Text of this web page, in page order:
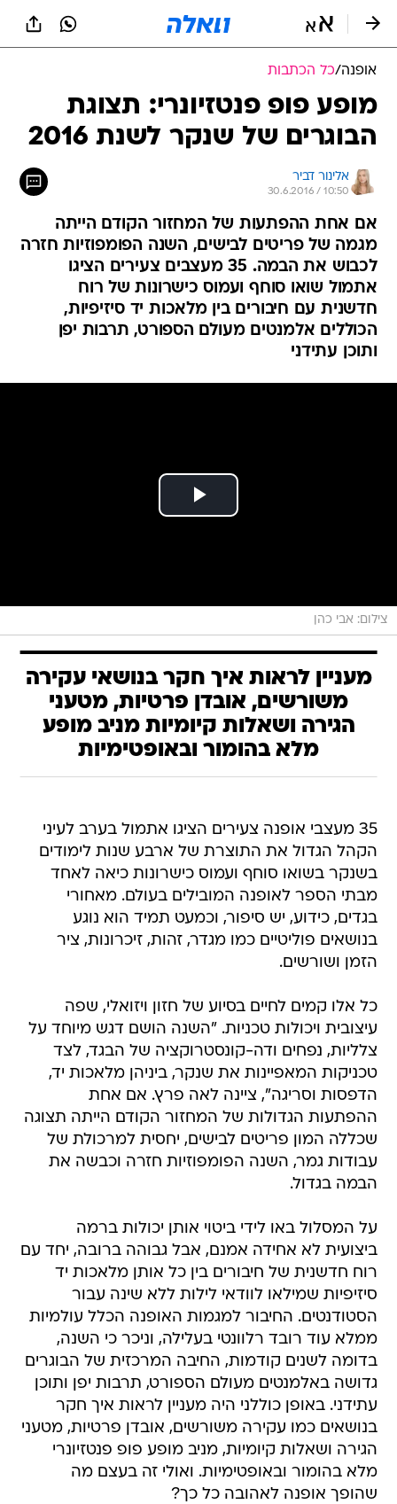
אופנה/כל הכתבות
מופע פופ פנטזיונרי: תצוגת
הבוגרים של שנקר לשנת 2016
אלינור דביר
30.6.2016 / 10:50
אם אחת ההפתעות של המחזור הקודם הייתה
מגמה של פריטים לבישים, השנה הפומפוזיות חזרה
לכבוש את הבמה. 35 מעצבים צעירים הציגו
אתמול שואו סוחף ועמוס כישרונות של רוח
חדשנית עם חיבורים בין מלאכות יד סיזיפיות,
הכוללים אלמנטים מעולם הספורט, תרבות יפן
ותוכן עתידני
צילום: אבי כהן
מעניין לראות איך חקר בנושאי עקירה
משורשים, אובדן פרטיות, מטעני
הגירה ושאלות קיומיות מניב מופע
מלא בהומור ובאופטימיות
35 מעצבי אופנה צעירים הציגו אתמול בערב לעיני
הקהל הגדול את התוצרת של ארבע שנות לימודים
בשנקר בשואו סוחף ועמוס כישרונות כיאה לאחד
מבתי הספר לאופנה המובילים בעולם. מאחורי
בגדים, כידוע, יש סיפור, וכמעט תמיד הוא נוגע
בנושאים פוליטיים כמו מגדר, זהות, זיכרונות, ציר
הזמן ושורשים.
כל אלו קמים לחיים בסיוע של חזון ויזואלי, שפה
עיצובית ויכולות טכניות. "השנה הושם דגש מיוחד על
צלליות, נפחים ודה-קונסטרוקציה של הבגד, לצד
טכניקות המאפיינות את שנקר, ביניהן מלאכות יד,
הדפסות וסריגה", ציינה לאה פרץ. אם אחת
ההפתעות הגדולות של המחזור הקודם הייתה תצוגה
שכללה המון פריטים לבישים, יחסית למרכולת של
עבודות גמר, השנה הפומפוזיות חזרה וכבשה את
הבמה בגדול.
על המסלול באו לידי ביטוי אותן יכולות ברמה
ביצועית לא אחידה אמנם, אבל גבוהה ברובה, יחד עם
רוח חדשנית של חיבורים בין כל אותן מלאכות יד
סיזיפיות שמילאו לוודאי לילות ללא שינה עבור
הסטודנטים. החיבור למגמות האופנה הכלל עולמיות
ממלא עוד רובד רלוונטי בעלילה, וניכר כי השנה,
בדומה לשנים קודמות, החיבה המרכזית של הבוגרים
גדושה באלמנטים מעולם הספורט, תרבות יפן ותוכן
עתידני. באופן כוללני היה מעניין לראות איך חקר
בנושאים כמו עקירה משורשים, אובדן פרטיות, מטעני
הגירה ושאלות קיומיות, מניב מופע פופ פנטזיונרי
מלא בהומור ובאופטימיות. ואולי זה בעצם מה
שהופך אופנה לאהובה כל כך?